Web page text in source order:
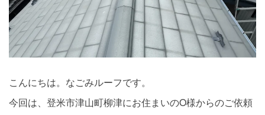
こんにちは。なごみルーフです。
今回は、登米市津山町柳津にお住まいのO様からのご依頼